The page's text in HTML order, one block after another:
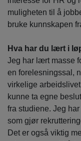
muligheten til å
bruke kunnskapen
Hva har du lært i
Jeg har lært masse
en forelesningssal,
virkelige
kunne ta egne
fra studiene. Jeg
som gjør
Det er også viktig